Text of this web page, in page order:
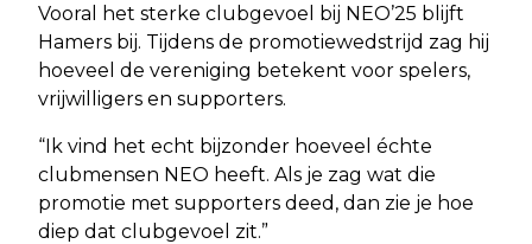
Vooral het sterke clubgevoel bij NEO’25 blijft
Hamers bij. Tijdens de promotiewedstrijd zag hij
hoeveel de vereniging betekent voor spelers,
vrijwilligers en supporters.
“Ik vind het echt bijzonder hoeveel échte
clubmensen NEO heeft. Als je zag wat die
promotie met supporters deed, dan zie je hoe
diep dat clubgevoel zit.”